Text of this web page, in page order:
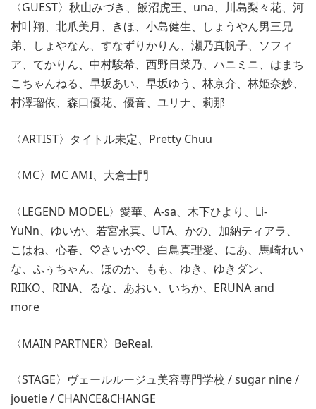
〈GUEST〉秋山みづき、飯沼虎王、una、川島梨々花、河
村叶翔、北爪美月、きほ、小島健生、しょうやん男三兄
弟、しょやなん、すなずりかりん、瀬乃真帆子、ソフィ
ア、てかりん、中村駿希、西野日菜乃、ハニミニ、はまち
こちゃんねる、早坂あい、早坂ゆう、林京介、林姫奈妙、
村澤瑠依、森口優花、優音、ユリナ、莉那
〈ARTIST〉タイトル未定、Pretty Chuu
〈MC〉MC AMI、大倉士門
〈LEGEND MODEL〉愛華、A-sa、木下ひより、Li-
YuNn、ゆいか、若宮永真、UTA、かの、加納ティアラ、
こはね、心春、♡さいか♡、白鳥真理愛、にあ、馬崎れい
な、ふぅちゃん、ほのか、もも、ゆき、ゆきダン、
RIIKO、RINA、るな、あおい、いちか、ERUNA and
more
〈MAIN PARTNER〉BeReal.
〈STAGE〉ヴェールルージュ美容専門学校 / sugar nine /
jouetie / CHANCE&CHANGE